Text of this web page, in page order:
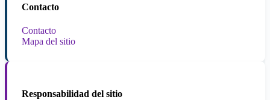
Contacto
Contacto
Mapa del sitio
Responsabilidad del sitio